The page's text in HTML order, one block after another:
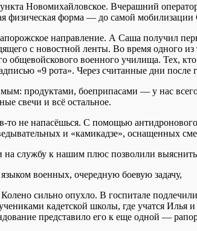
Новомихайловское. Вчерашний
физическая форма — до самой мобилизации
направление. А Саша получил
с новостной ленты. Во время одного
общевойскового военного училища. Тех,
«9 рота». Через считанные дни
продуктами, боеприпасами — у нас
свечи и всё остальное.
то не напасёшься. С помощью
и «камикадзе», оснащенных
службу к нашим плюс позволили
военных, очередную боевую задачу,
сильно опухло. В госпитале
кадетской школы, где учатся
представило его к еще одной —